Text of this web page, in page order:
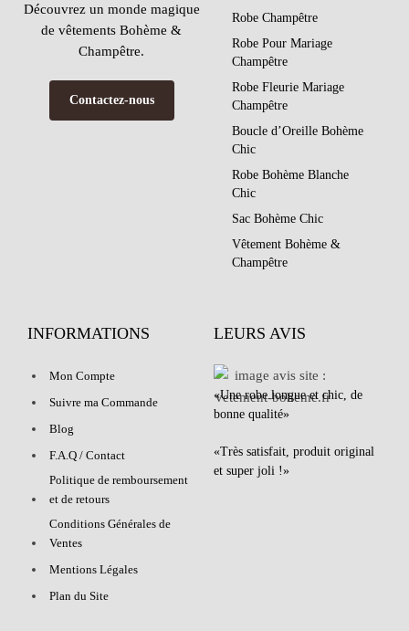
Découvrez un monde magique
de vêtements Bohème &
Champêtre.
Contactez-nous
Robe Champêtre
Robe Pour Mariage
Champêtre
Robe Fleurie Mariage
Champêtre
Boucle d’Oreille Bohème
Chic
Robe Bohème Blanche
Chic
Sac Bohème Chic
Vêtement Bohème &
Champêtre
INFORMATIONS
Mon Compte
Suivre ma Commande
Blog
F.A.Q / Contact
Politique de remboursement
et de retours
Conditions Générales de
Ventes
Mentions Légales
Plan du Site
LEURS AVIS
«Une robe longue et chic, de
bonne qualité»
«Très satisfait, produit original
et super joli !»